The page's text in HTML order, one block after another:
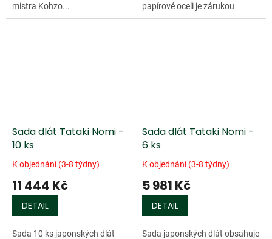
mistra Kohzo...
papírové oceli je zárukou
dlouhé trvanlivosti a dokonalé
Sada dlát Tataki Nomi -
10 ks
K objednání (3-8 týdny)
11 444 Kč
DETAIL
Sada 10 ks japonských dlát
Sada dlát Tataki Nomi -
6 ks
K objednání (3-8 týdny)
5 981 Kč
DETAIL
Sada japonských dlát obsahuje